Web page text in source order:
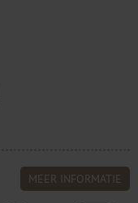
MEER INFORMATIE